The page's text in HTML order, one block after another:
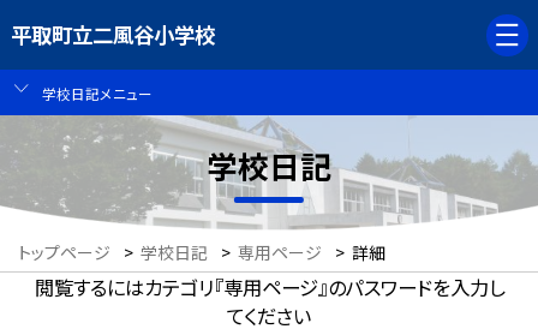
平取町立二風谷小学校
学校日記メニュー
学校日記
トップページ > 学校日記 > 専用ページ > 詳細
閲覧するにはカテゴリ『専用ページ』のパスワードを入力し
てください